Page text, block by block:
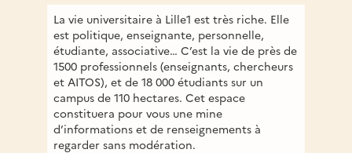
La vie universitaire à Lille1 est très riche. Elle
est politique, enseignante, personnelle,
étudiante, associative… C’est la vie de près de
1500 professionnels (enseignants, chercheurs
et AITOS), et de 18 000 étudiants sur un
campus de 110 hectares. Cet espace
constituera pour vous une mine
d’informations et de renseignements à
regarder sans modération.